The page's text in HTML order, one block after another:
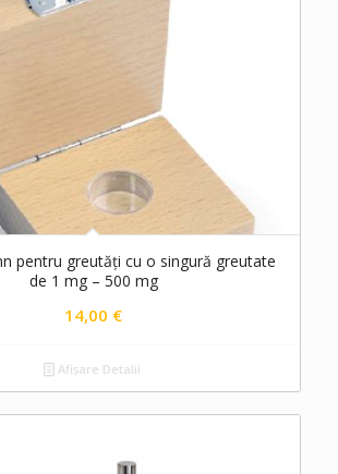
pentru greutăți cu o singură greutate
de 1 mg – 500 mg
14,00 €
Afișare Detalii